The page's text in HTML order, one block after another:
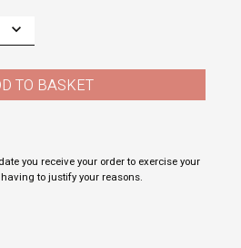
TO BASKET
you receive your order to exercise your
to justify your reasons.